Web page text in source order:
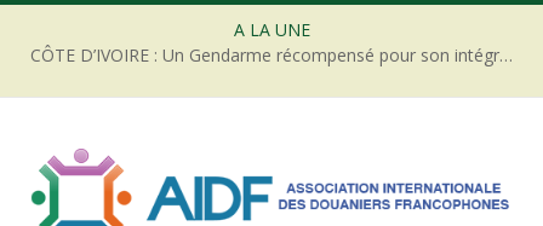
A LA UNE
CÔTE D’IVOIRE : Un Gendarme récompensé pour son intégrité face à une tentative de corruption